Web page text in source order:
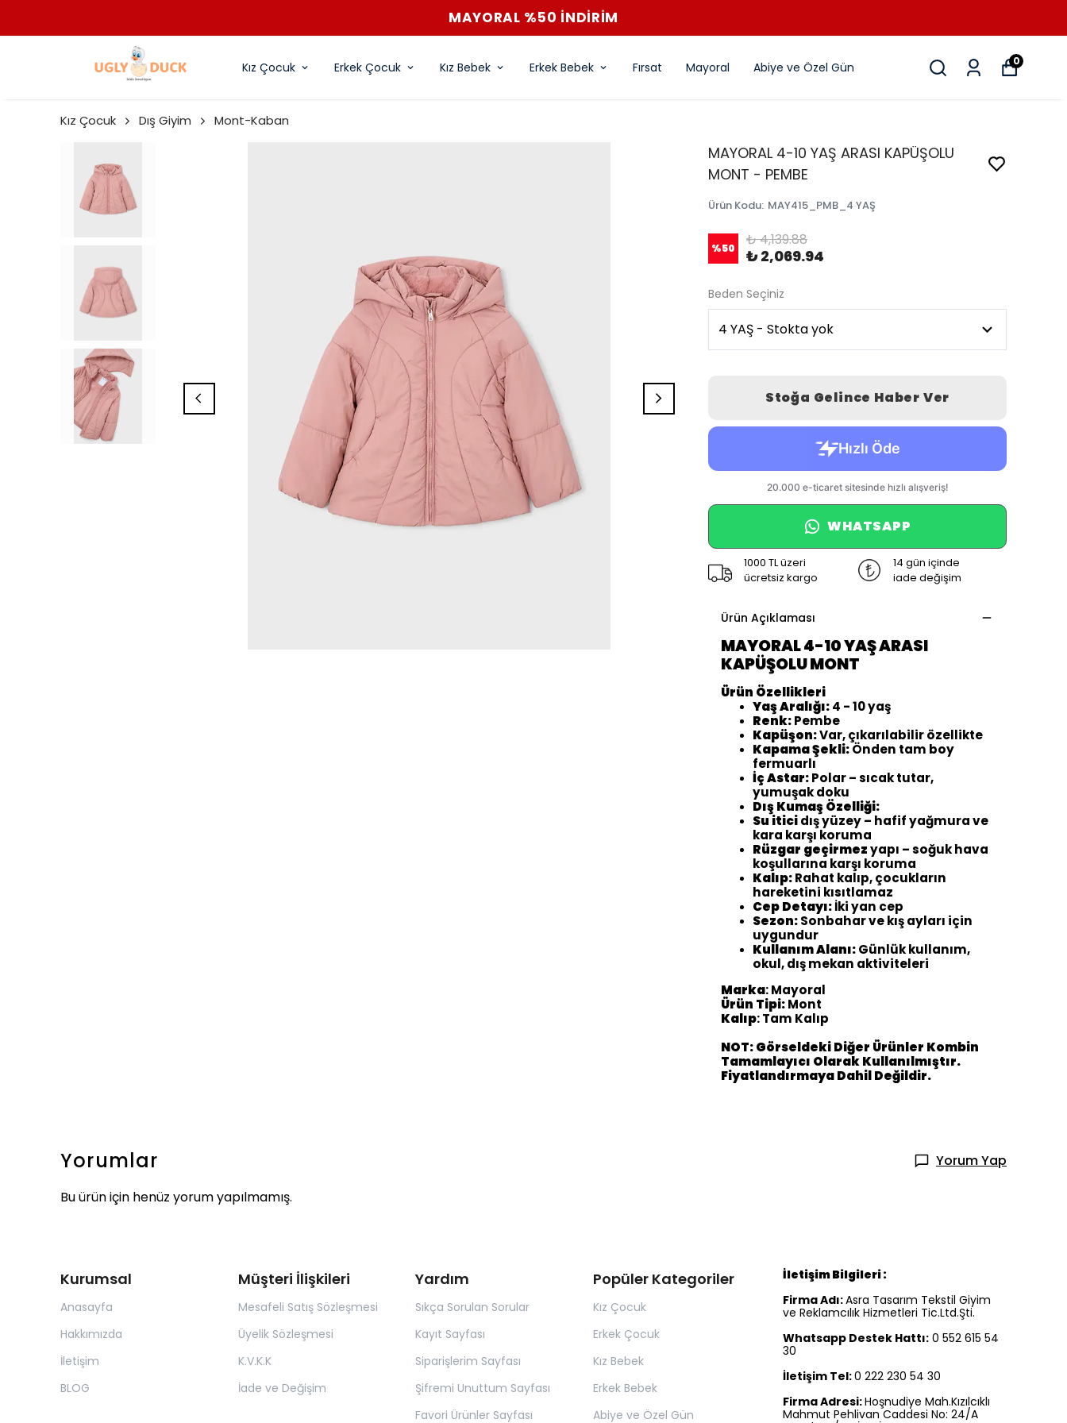
MAYORAL %50 İNDİRİM
Kız Çocuk Erkek Çocuk Kız Bebek Erkek Bebek Fırsat Mayoral Abiye ve Özel Gün 0
Kız Çocuk Dış Giyim Mont-Kaban
MAYORAL 4-10 YAŞ ARASI KAPÜŞOLU
MONT - PEMBE
Ürün Kodu: MAY415_PMB_4 YAŞ
%50 ₺ 4,139.88
₺ 2,069.94
Beden Seçiniz
Stoğa Gelince Haber Ver
WHATSAPP
1000 TL üzeri
ücretsiz kargo
14 gün içinde
iade değişim
Ürün Açıklaması
MAYORAL 4-10 YAŞ ARASI
KAPÜŞOLU MONT
Ürün Özellikleri
Yaş Aralığı:4 - 10 yaş
Renk:Pembe
Kapüşon:Var, çıkarılabilir özellikte
Kapama Şekli:Önden tam boy
fermuarlı
İç Astar:Polar – sıcak tutar,
yumuşak doku
Dış Kumaş Özelliği:
Su iticidış yüzey – hafif yağmura ve
kara karşı koruma
Rüzgar geçirmezyapı – soğuk hava
koşullarına karşı koruma
Kalıp:Rahat kalıp, çocukların
hareketini kısıtlamaz
Cep Detayı:İki yan cep
Sezon:Sonbahar ve kış ayları için
uygundur
Kullanım Alanı:Günlük kullanım,
okul, dış mekan aktiviteleri
Marka: Mayoral
Ürün Tipi:Mont
Kalıp: Tam Kalıp
NOT: Görseldeki Diğer Ürünler Kombin
Tamamlayıcı Olarak Kullanılmıştır.
Fiyatlandırmaya Dahil Değildir.
Yorumlar
Yorum Yap
Bu ürün için henüz yorum yapılmamış.
Kurumsal
Anasayfa
Hakkımızda
İletişim
BLOG
Müşteri İlişkileri
Mesafeli Satış Sözleşmesi
Üyelik Sözleşmesi
K.V.K.K
İade ve Değişim
Yardım
Sıkça Sorulan Sorular
Kayıt Sayfası
Siparişlerim Sayfası
Şifremi Unuttum Sayfası
Favori Ürünler Sayfası
Popüler Kategoriler
Kız Çocuk
Erkek Çocuk
Kız Bebek
Erkek Bebek
Abiye ve Özel Gün
İletişim Bilgileri :
Firma Adı:Asra Tasarım Tekstil Giyim
ve Reklamcılık Hizmetleri Tic.Ltd.Şti.
Whatsapp Destek Hattı: 0 552 615 54
30
İletişim Tel:0 222 230 54 30
Firma Adresi:Hoşnudiye Mah.Kızılcıklı
Mahmut Pehlivan Caddesi No: 24/A